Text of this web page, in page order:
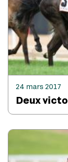
24 mars 2017
Deux